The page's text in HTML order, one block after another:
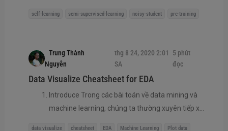
vẫn đề nhất là với những domain cần label bởi
self-learning semi-supervised-learning noisy-student pre-training
Trung Thành
Nguyễn
thg 8 24, 2020 2:01
SA
5 phút
đọc
Data Visualize Cheatsheet for EDA
Introduce Trong các bài toán về data mining và
machine learning, chúng ta thường xuyên tiếp xúc
data visualize cheatsheet EDA Machine Learning Plot data